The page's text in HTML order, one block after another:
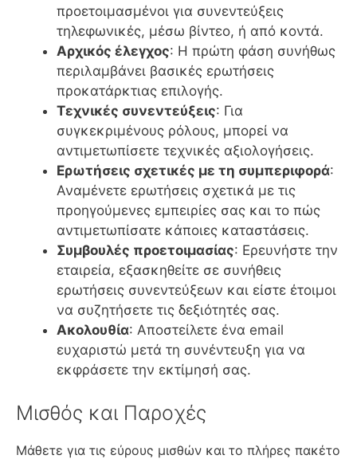
προετοιμασμένοι για συνεντεύξεις
τηλεφωνικές, μέσω βίντεο, ή από κοντά.
Αρχικός έλεγχος: Η πρώτη φάση συνήθως
περιλαμβάνει βασικές ερωτήσεις
προκατάρκτιας επιλογής.
Τεχνικές συνεντεύξεις: Για
συγκεκριμένους ρόλους, μπορεί να
αντιμετωπίσετε τεχνικές αξιολογήσεις.
Ερωτήσεις σχετικές με τη συμπεριφορά:
Αναμένετε ερωτήσεις σχετικά με τις
προηγούμενες εμπειρίες σας και το πώς
αντιμετωπίσατε κάποιες καταστάσεις.
Συμβουλές προετοιμασίας: Ερευνήστε την
εταιρεία, εξασκηθείτε σε συνήθεις
ερωτήσεις συνεντεύξεων και είστε έτοιμοι
να συζητήσετε τις δεξιότητές σας.
Ακολουθία: Αποστείλετε ένα email
ευχαριστώ μετά τη συνέντευξη για να
εκφράσετε την εκτίμησή σας.
Μισθός και Παροχές
Μάθετε για τις εύρους μισθών και το πλήρες πακέτο